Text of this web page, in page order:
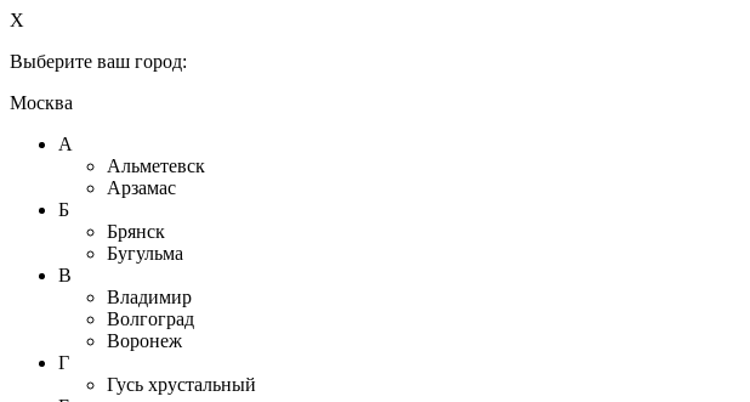
X
Выберите ваш город:
Москва
А
Альметевск
Арзамас
Б
Брянск
Бугульма
В
Владимир
Волгоград
Воронеж
Г
Гусь хрустальный